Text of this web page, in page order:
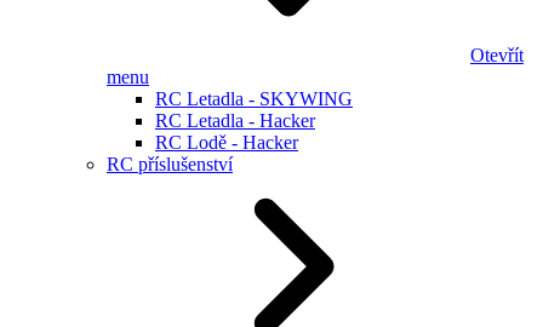
Otevřít
menu
RC Letadla - SKYWING
RC Letadla - Hacker
RC Lodě - Hacker
RC příslušenství